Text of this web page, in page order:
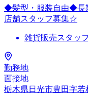
◆髪型・服装自由◆長
店舗スタッフ募集☆
雑貨販売スタッフ
勤務地
面接地
栃木県日光市豊田字若